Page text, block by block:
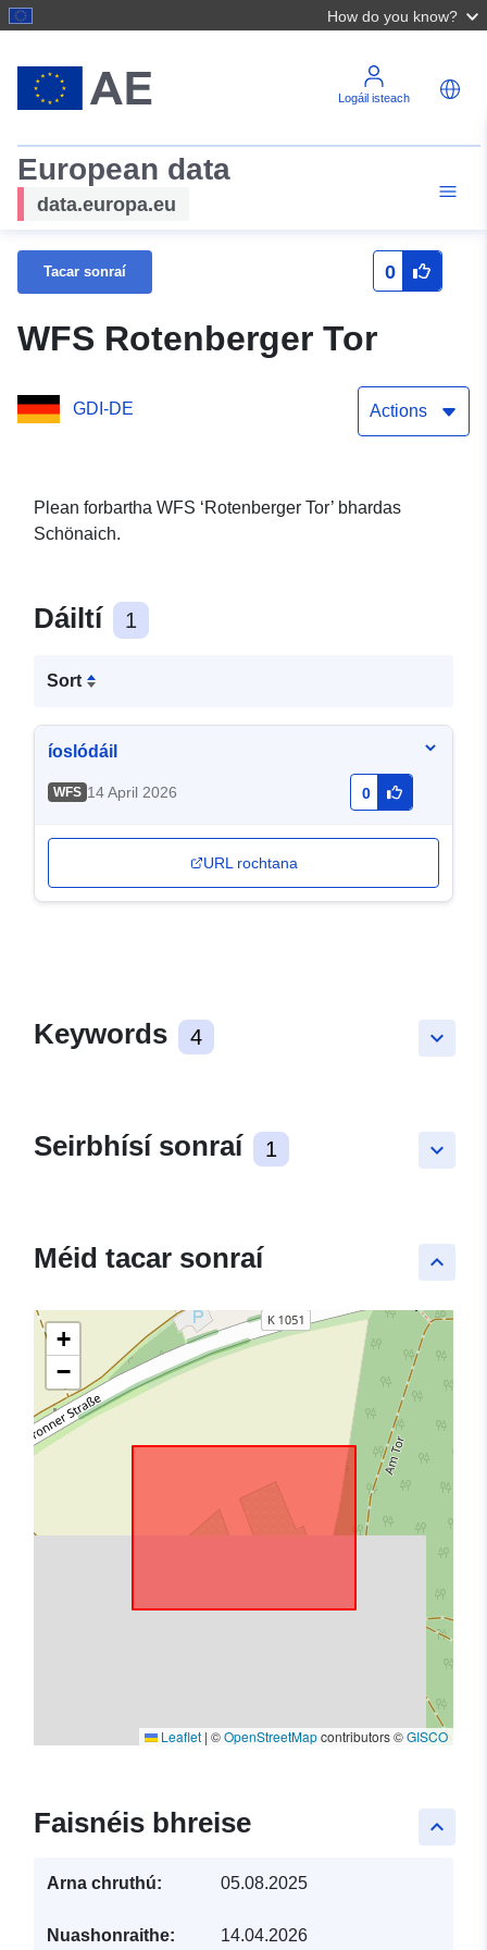
How do you know?
Logáil isteach
European data
data.europa.eu
Tacar sonraí 0
WFS Rotenberger Tor
GDI-DE Actions
Plean forbartha WFS ‘Rotenberger Tor’ bhardas
Schönaich.
Dáiltí 1
Sort
íoslódáil
WFS 14 April 2026 0
URL rochtana
keyboard_arrow_down
Keywords 4
keyboard_arrow_down
Seirbhísí sonraí 1
keyboard_arrow_up
Méid tacar sonraí
+
−
Leaflet | ©OpenStreetMapcontributors ©GISCO
keyboard_arrow_up
Faisnéis bhreise
Arna chruthú: 05.08.2025
Nuashonraithe: 14.04.2026